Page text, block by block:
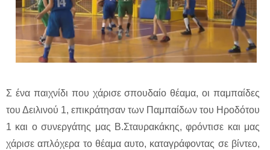
Σ ένα παιχνίδι που χάρισε σπουδαίο θέαμα, οι παμπαίδες
του Δειλινού 1, επικράτησαν των Παμπαίδων του Ηροδότου
1 και ο συνεργάτης μας Β.Σταυρακάκης, φρόντισε και μας
χάρισε απλόχερα το θέαμα αυτο, καταγράφοντας σε βίντεο,